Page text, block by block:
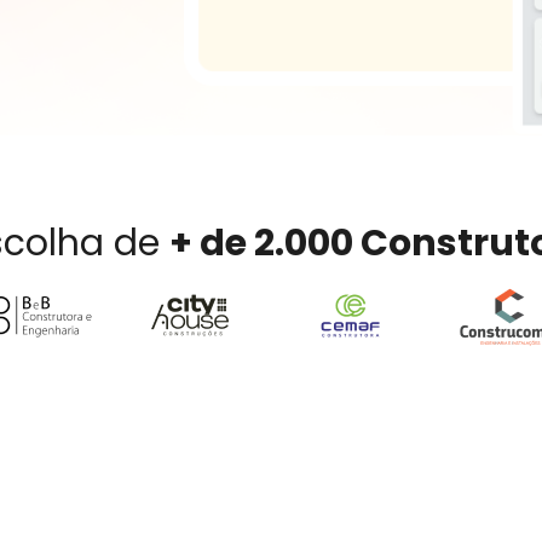
de + de 2.000